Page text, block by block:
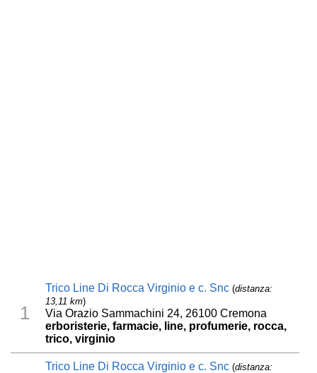
1
Trico Line Di Rocca Virginio e c. Snc (distanza:
13,11 km)
Via Orazio Sammachini 24, 26100 Cremona
erboristerie, farmacie, line, profumerie, rocca,
trico, virginio
Trico Line Di Rocca Virginio e c. Snc (distanza: